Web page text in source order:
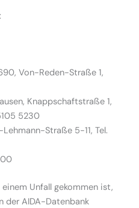
Von-Reden-Straße 1,
Knappschaftstraße 1,
5230
Straße 5-11, Tel.
00
Unfall gekommen ist,
der AIDA-Datenbank